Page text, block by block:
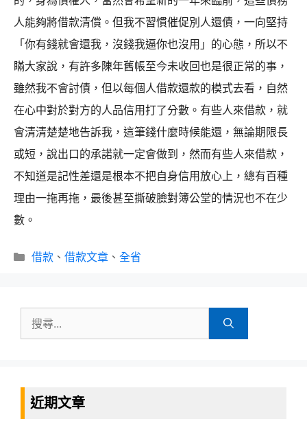
人能夠將借款清償。但我不習慣催促別人還債，一向堅持
「你有錢就會還我，沒錢我逼你也沒用」的心態，所以不
瞞大家說，有許多陳年舊帳至今未收回也是很正常的事，
雖然我不會討債，但以每個人借款還款的模式去看，自然
在心中對於對方的人品信用打了分數。有些人來借款，就
會清清楚楚地告訴我，這筆錢什麼時候能還，無論期限長
或短，說出口的承諾就一定會做到，然而有些人來借款，
不知道是記性差還是根本不把自身信用放心上，總有百種
理由一拖再拖，最後甚至撕破臉對簿公堂的情況也不在少
數。
分
借款、 借款文章、 全省
尋:
近期文章